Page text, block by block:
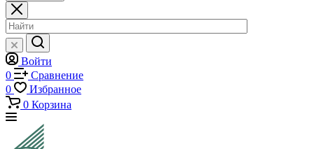
Войти
0
Сравнение
0
Избранное
0 Корзина